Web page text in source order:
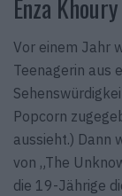
Enza Khoury
Vor einem Jahr
Teenagerin aus
Popcorn
aussieht.) Dann
von „The
die 19-Jährige